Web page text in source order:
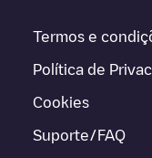
Termos e
Política de
Cookies
Suporte/FAQ